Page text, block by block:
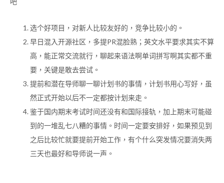
选个好项目，对新人比较友好的，竞争比较小的。
早日混入开源社区，多提PR混脸熟；英文水平要求其实不算
高，能正常交流就行，聊起来语法啊单词拼写啊其实都不重
要，关键是敢去尝试。
提前和潜在导师聊一聊计划书的事情，计划书用心写好，虽
然正式开始以后不一定都按计划来走。
鉴于国内期末考试时间还没有和国际接轨，加上期末可能碰
到的一堆乱七八糟的事情。时间一定要安排好，如果预见到
之后比较忙就要提前开始工作，有个什么突发情况要消失两
三天也最好和导师说一声。